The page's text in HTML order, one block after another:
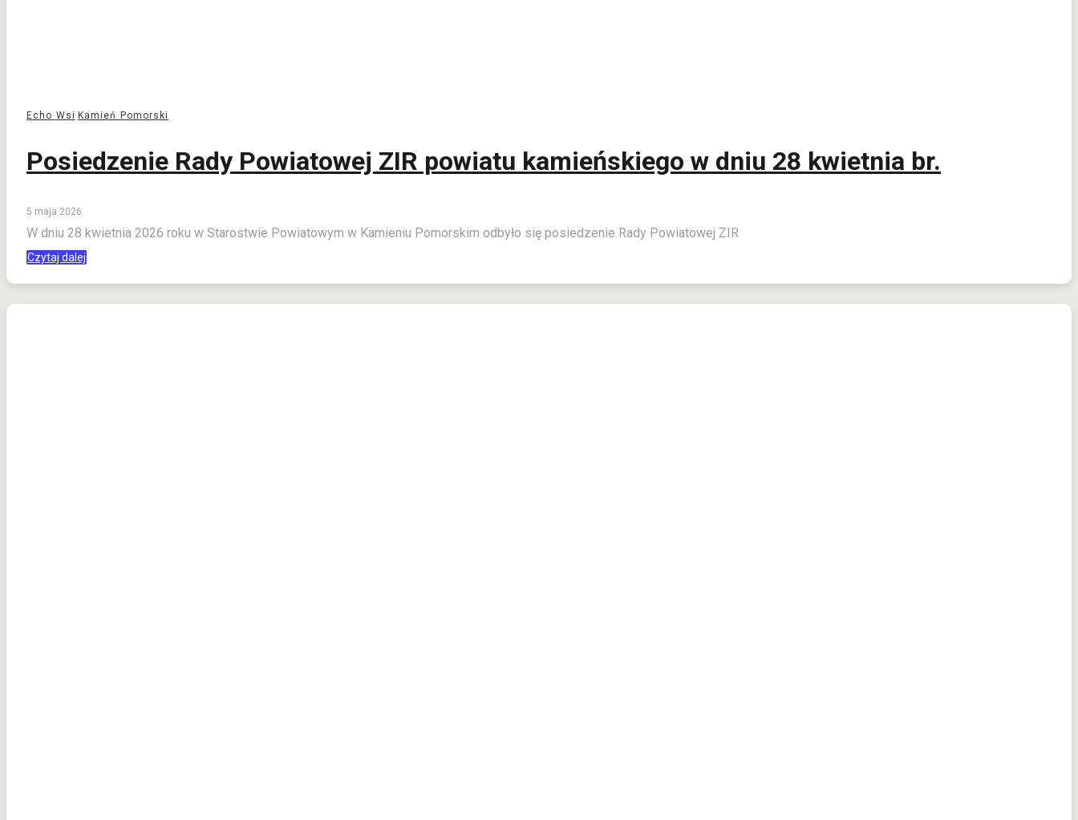
Echo Wsi Kamień Pomorski
Posiedzenie Rady Powiatowej ZIR powiatu kamieńskiego w dniu 28 kwietnia br.
5 maja 2026
W dniu 28 kwietnia 2026 roku w Starostwie Powiatowym w Kamieniu Pomorskim odbyło się posiedzenie Rady Powiatowej ZIR
Czytaj dalej